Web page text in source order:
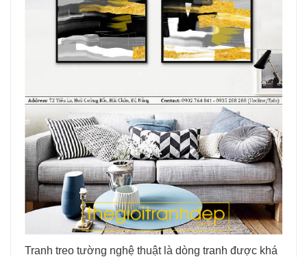
Tranh treo tường nghệ thuật là dòng tranh được khá